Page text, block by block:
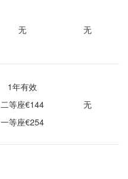
无 无
1年有效
二等座€144
一等座€254
无